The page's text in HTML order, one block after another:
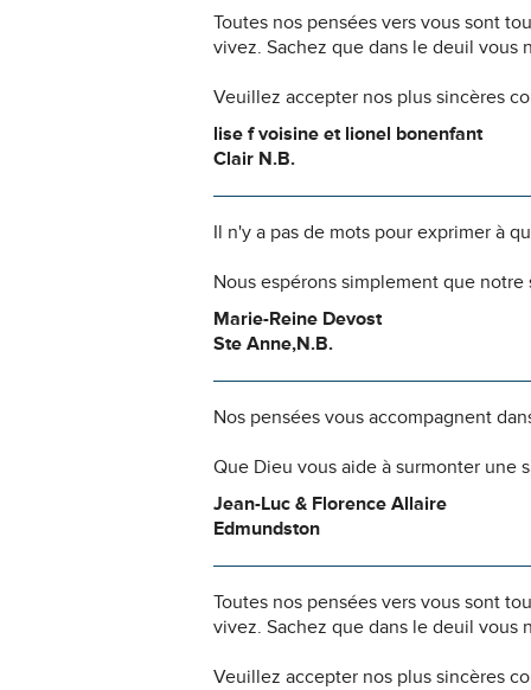
Toutes nos pensées vers vous sont
vivez. Sachez que dans le deuil vous
Veuillez accepter nos plus sincères
lise f voisine et lionel bonenfant
Clair N.B.
Il n'y a pas de mots pour exprimer à
Nous espérons simplement que
Marie-Reine Devost
Ste Anne,N.B.
Nos pensées vous accompagnent
Que Dieu vous aide à surmonter une
Jean-Luc & Florence Allaire
Edmundston
Toutes nos pensées vers vous sont
vivez. Sachez que dans le deuil vous
Veuillez accepter nos plus sincères